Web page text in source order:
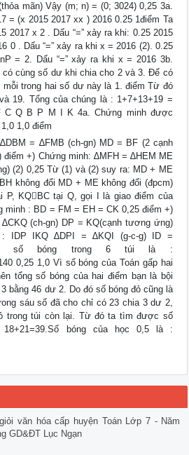
mãn) Vậy (m; n) = (0; 3024) 0,25 3a.
= (x 2015 2017 xx ) 2016 0.25 1điểm Ta
2017 x 2 . Dấu “=” xảy ra khi: 0.25 2015
0 . Dấu “=” xảy ra khi x = 2016 (2). 0.25
= 2. Dấu “=” xảy ra khi x = 2016 3b.
có cùng số dư khi chia cho 2 và 3. Để có
mỗi trong hai số dư này là 1. điểm Từ đó
19. Tổng của chúng là : 1+7+13+19 =
C Q B P M I K 4a. Chứng minh được
1,0 điểm
= ∆FMB (ch-gn) MD = BF (2 cạnh
+) Chứng minh: ∆MFH = ∆HEM ME
(2) 0,25 Từ (1) và (2) suy ra: MD + ME
không đổi MD + ME không đổi (đpcm)
P, KQBC tại Q, gọi I là giao điểm của
minh : BD = FM = EH = CK 0,25 điểm +)
(ch-gn) DP = KQ(cạnh tương ứng)
: IDP IKQ ∆DPI = ∆KQI (g-c-g) ID =
số bóng trong 6 túi là :
0,25 1,0 Vì số bóng của Toán gấp hai
tổng số bóng của hai điểm bạn là bội
bằng 46 dư 2. Do đó số bóng đỏ cũng là
sáu số đã cho chỉ có 23 chia 3 dư 2,
trong túi còn lại. Từ đó ta tìm được số
bóng của học 0,5 là :
văn hóa cấp huyện Toán Lớp 7 - Năm
GD&ĐT Lục Ngạn